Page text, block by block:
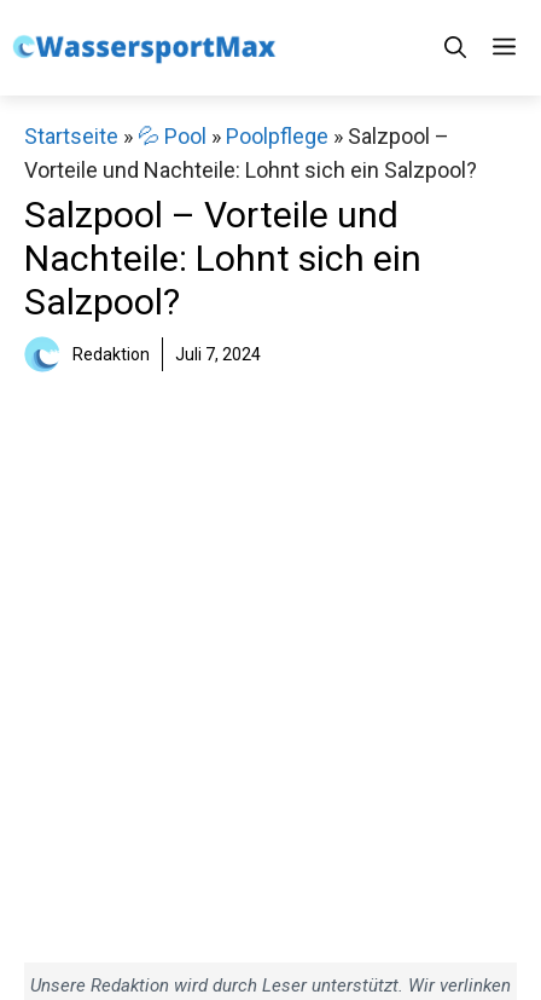
Inhalt
Startseite » 💦 Pool » Poolpflege » Salzpool –
Vorteile und Nachteile: Lohnt sich ein Salzpool?
Salzpool – Vorteile und
Nachteile: Lohnt sich ein
Salzpool?
Redaktion Juli 7, 2024
Unsere Redaktion wird durch Leser unterstützt. Wir verlinken